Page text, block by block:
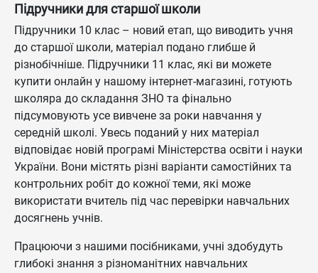
Підручники для старшої школи
Підручники 10 клас – новий етап, що виводить учня
до старшої школи, матеріал подано глибше й
різнобічніше. Підручники 11 клас, які ви можете
купити онлайн у нашому інтернет-магазині, готують
школяра до складання ЗНО та фінально
підсумовують усе вивчене за роки навчання у
середній школі. Увесь поданий у них матеріал
відповідає новій програмі Міністерства освіти і науки
України. Вони містять різні варіанти самостійних та
контрольних робіт до кожної теми, які може
використати вчитель під час перевірки навчальних
досягнень учнів.
Працюючи з нашими посібниками, учні здобудуть
глибокі знання з різноманітних навчальних